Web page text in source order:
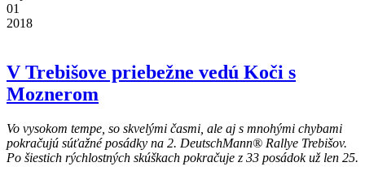
01
2018
V Trebišove priebežne vedú Koči s
Moznerom
Vo vysokom tempe, so skvelými časmi, ale aj s mnohými chybami
pokračujú súťažné posádky na 2. DeutschMann® Rallye Trebišov.
Po šiestich rýchlostných skúškach pokračuje z 33 posádok už len 25.